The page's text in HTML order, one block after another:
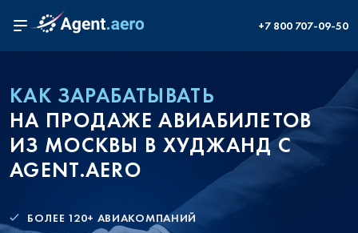
+7 800 707-09-50
КАК ЗАРАБАТЫВАТЬ
НА ПРОДАЖЕ АВИАБИЛЕТОВ
ИЗ МОСКВЫ В ХУДЖАНД С
AGENT.AERO
БОЛЕЕ 120+ АВИАКОМПАНИЙ